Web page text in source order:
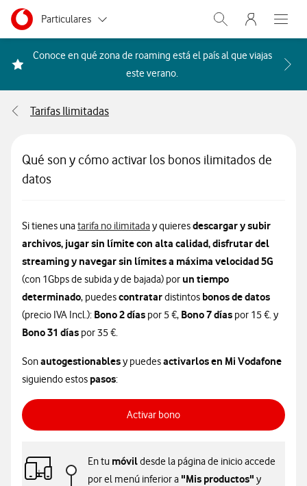
Ir a la pagina principal de vodafone.es
Menu navegación Segmento
Particulares
Autónomos
Grandes empresas
Abrir buscador.
Menu
Abre
Conoce en qué zona de roaming está el país al que viajas
este verano. Acceder a la FAQ Qué
Tarifas Ilimitadas
Qué son y cómo activar los bonos ilimitados de
datos
Si tienes unatarifa no ilimitaday quieresdescargar y subir
archivos, jugar sin límite con alta calidad, disfrutar del
streaming y navegar sin límites a máxima velocidad 5G
(con 1Gbps de subida y de bajada) por un tiempo
determinado, puedescontratardistintos bonos de datos
(precio IVA Incl.): Bono 2 días por 5 €, Bono 7 días por 15 €. y
Bono 31 días por 35 €.
Sonautogestionablesy puedesactivarlos en Mi Vodafone
siguiendo estos pasos:
Activar bono
En tu móvildesde la página de inicio accede
por el menú inferior a "Mis productos" y